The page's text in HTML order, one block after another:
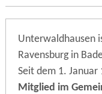
Unterwaldhausen
Ravensburg in
Seit dem 1.
Mitglied im